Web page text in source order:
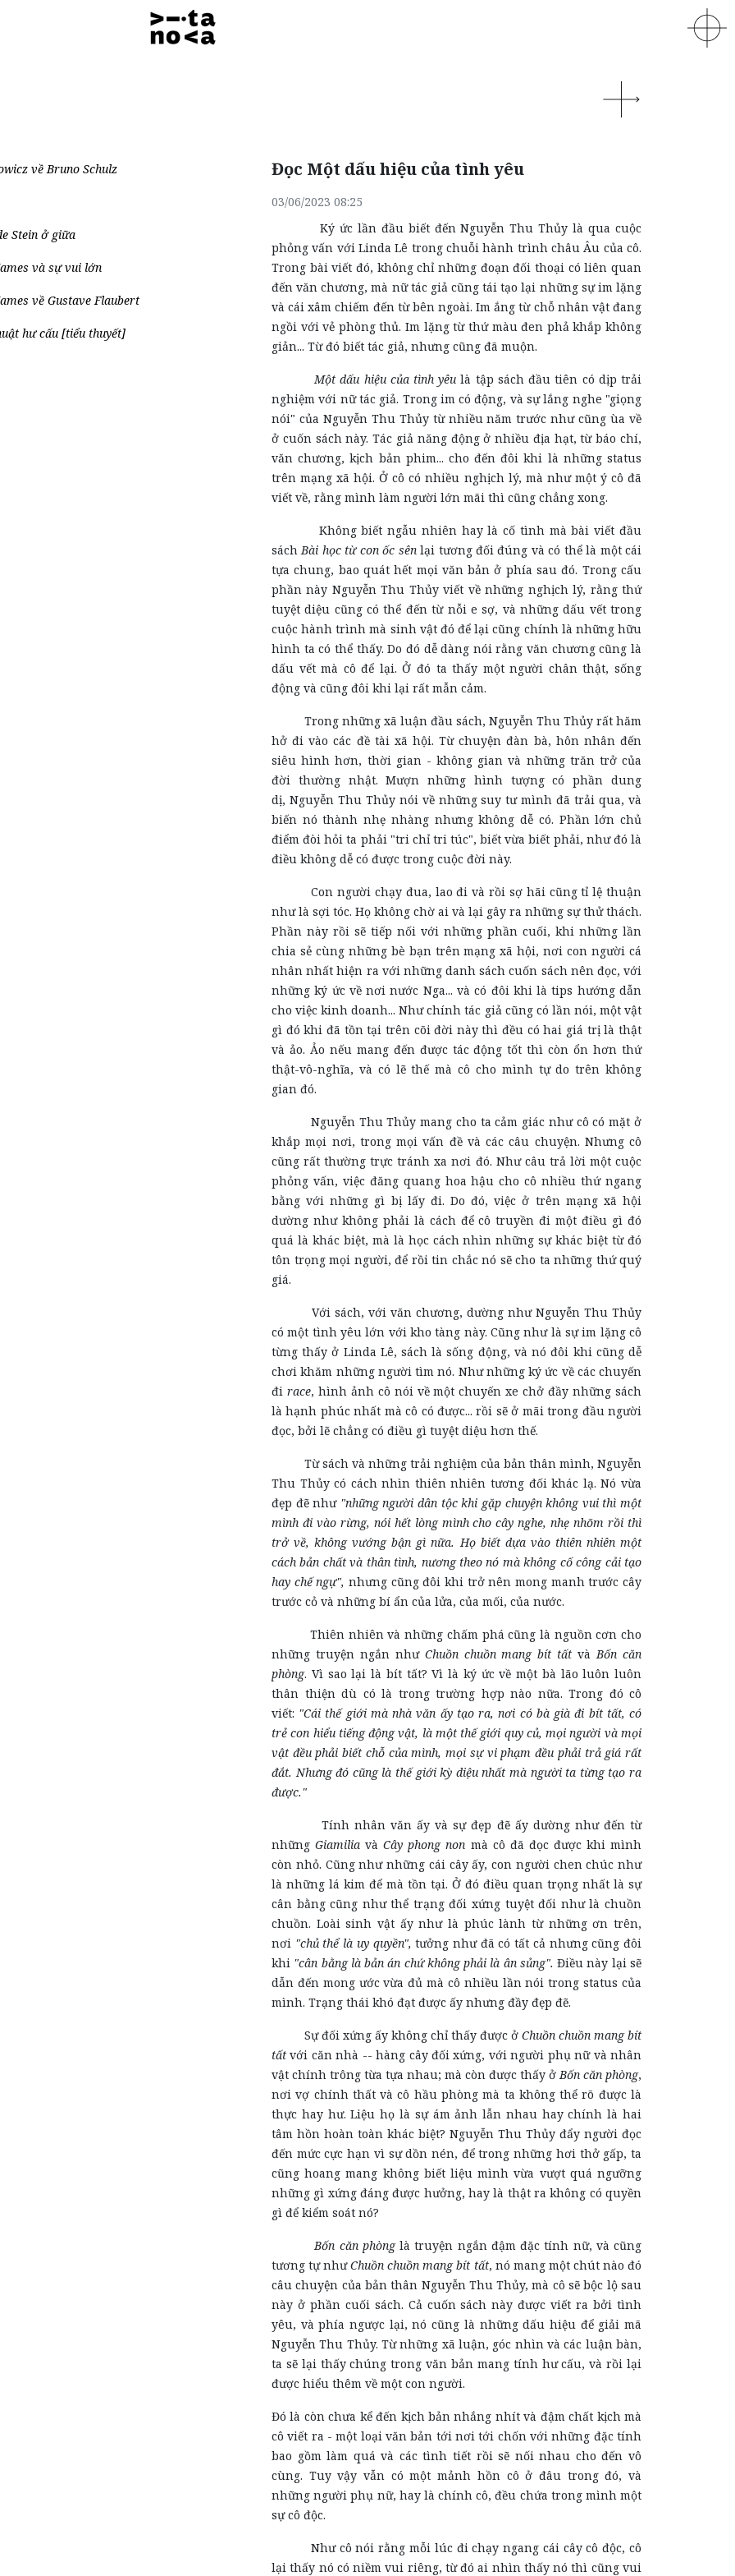
về Bruno Schulz
Stein ở giữa
và sự vui lớn
về Gustave Flaubert
hư cấu [tiểu thuyết]
Đọc Một dấu hiệu của tình yêu
03/06/2023 08:25
Ký ức lần đầu biết đến Nguyễn Thu Thủy là qua cuộc
phỏng vấn với Linda Lê trong chuỗi hành trình châu Âu của cô.
Trong bài viết đó, không chỉ những đoạn đối thoại có liên quan
đến văn chương, mà nữ tác giả cũng tái tạo lại những sự im lặng
và cái xâm chiếm đến từ bên ngoài. Im ắng từ chỗ nhân vật đang
ngồi với vẻ phòng thủ. Im lặng từ thứ màu đen phả khắp không
giản... Từ đó biết tác giả, nhưng cũng đã muộn.
Một dấu hiệu của tình yêu là tập sách đầu tiên có dịp trải
nghiệm với nữ tác giả. Trong im có động, và sự lắng nghe "giọng
nói" của Nguyễn Thu Thủy từ nhiều năm trước như cũng ùa về
ở cuốn sách này. Tác giả năng động ở nhiều địa hạt, từ báo chí,
văn chương, kịch bản phim... cho đến đôi khi là những status
trên mạng xã hội. Ở cô có nhiều nghịch lý, mà như một ý cô đã
viết về, rằng mình làm người lớn mãi thì cũng chẳng xong.
Không biết ngẫu nhiên hay là cố tình mà bài viết đầu
sáchBài học từ con ốc sênlại tương đối đúng và có thể là một cái
tựa chung, bao quát hết mọi văn bản ở phía sau đó. Trong cấu
phần này Nguyễn Thu Thủy viết về những nghịch lý, rằng thứ
tuyệt diệu cũng có thể đến từ nỗi e sợ, và những dấu vết trong
cuộc hành trình mà sinh vật đó để lại cũng chính là những hữu
hình ta có thể thấy. Do đó dễ dàng nói rằng văn chương cũng là
dấu vết mà cô để lại. Ở đó ta thấy một người chân thật, sống
động và cũng đôi khi lại rất mẫn cảm.
Trong những xã luận đầu sách, Nguyễn Thu Thủy rất hăm
hở đi vào các đề tài xã hội. Từ chuyện đàn bà, hôn nhân đến
siêu hình hơn, thời gian - không gian và những trăn trở của
đời thường nhật. Mượn những hình tượng có phần dung
dị, Nguyễn Thu Thủy nói về những suy tư mình đã trải qua, và
biến nó thành nhẹ nhàng nhưng không dễ có. Phần lớn chủ
điểm đòi hỏi ta phải "tri chỉ tri túc", biết vừa biết phải, như đó là
điều không dễ có được trong cuộc đời này.
Con người chạy đua, lao đi và rồi sợ hãi cũng tỉ lệ thuận
như là sợi tóc. Họ không chờ ai và lại gây ra những sự thử thách.
Phần này rồi sẽ tiếp nối với những phần cuối, khi những lần
chia sẻ cùng những bè bạn trên mạng xã hội, nơi con người cá
nhân nhất hiện ra với những danh sách cuốn sách nên đọc, với
những ký ức về nơi nước Nga... và có đôi khi là tips hướng dẫn
cho việc kinh doanh... Như chính tác giả cũng có lần nói, một vật
gì đó khi đã tồn tại trên cõi đời này thì đều có hai giá trị là thật
và ảo. Ảo nếu mang đến được tác động tốt thì còn ổn hơn thứ
thật-vô-nghĩa, và có lẽ thế mà cô cho mình tự do trên không
gian đó.
Nguyễn Thu Thủy mang cho ta cảm giác như cô có mặt ở
khắp mọi nơi, trong mọi vấn đề và các câu chuyện. Nhưng cô
cũng rất thường trực tránh xa nơi đó. Như câu trả lời một cuộc
phỏng vấn, việc đăng quang hoa hậu cho cô nhiều thứ ngang
bằng với những gì bị lấy đi. Do đó, việc ở trên mạng xã hội
dường như không phải là cách để cô truyền đi một điều gì đó
quá là khác biệt, mà là học cách nhìn những sự khác biệt từ đó
tôn trọng mọi người, để rồi tin chắc nó sẽ cho ta những thứ quý
giá.
Với sách, với văn chương, dường như Nguyễn Thu Thủy
có một tình yêu lớn với kho tàng này. Cũng như là sự im lặng cô
từng thấy ở Linda Lê, sách là sống động, và nó đôi khi cũng dễ
chơi khăm những người tìm nó. Như những ký ức về các chuyến
đi race, hình ảnh cô nói về một chuyến xe chở đầy những sách
là hạnh phúc nhất mà cô có được... rồi sẽ ở mãi trong đầu người
đọc, bởi lẽ chẳng có điều gì tuyệt diệu hơn thế.
Từ sách và những trải nghiệm của bản thân mình, Nguyễn
Thu Thủy có cách nhìn thiên nhiên tương đối khác lạ. Nó vừa
đẹp đẽ như "những người dân tộc khi gặp chuyện không vui thì một
mình đi vào rừng, nói hết lòng mình cho cây nghe, nhẹ nhõm rồi thì
trở về, không vướng bận gì nữa. Họ biết dựa vào thiên nhiên một
cách bản chất và thân tình, nương theo nó mà không cố công cải tạo
hay chế ngự", nhưng cũng đôi khi trở nên mong manh trước cây
trước cỏ và những bí ẩn của lửa, của mối, của nước.
Thiên nhiên và những chấm phá cũng là nguồn cơn cho
những truyện ngắn như Chuồn chuồn mang bít tất vàBốn căn
phòng. Vì sao lại là bít tất? Vì là ký ức về một bà lão luôn luôn
thân thiện dù có là trong trường hợp nào nữa. Trong đó cô
viết: "Cái thế giới mà nhà văn ấy tạo ra, nơi có bà già đi bít tất, có
trẻ con hiểu tiếng động vật, là một thế giới quy củ, mọi người và mọi
vật đều phải biết chỗ của mình, mọi sự vi phạm đều phải trả giá rất
đắt. Nhưng đó cũng là thế giới kỳ diệu nhất mà người ta từng tạo ra
được."
Tính nhân văn ấy và sự đẹp đẽ ấy dường như đến từ
nhữngGiamilia vàCây phong non mà cô đã đọc được khi mình
còn nhỏ. Cũng như những cái cây ấy, con người chen chúc như
là những lá kim để mà tồn tại. Ở đó điều quan trọng nhất là sự
cân bằng cũng như thể trạng đối xứng tuyệt đối như là chuồn
chuồn. Loài sinh vật ấy như là phúc lành từ những ơn trên,
nơi "chủ thể là uy quyền", tưởng như đã có tất cả nhưng cũng đôi
khi "cân bằng là bản án chứ không phải là ân sủng". Điều này lại sẽ
dẫn đến mong ước vừa đủ mà cô nhiều lần nói trong status của
mình. Trạng thái khó đạt được ấy nhưng đầy đẹp đẽ.
Sự đối xứng ấy không chỉ thấy được ở Chuồn chuồn mang bít
tất với căn nhà -- hàng cây đối xứng, với người phụ nữ và nhân
vật chính trông từa tựa nhau; mà còn được thấy ởBốn căn phòng,
nơi vợ chính thất và cô hầu phòng mà ta không thể rõ được là
thực hay hư. Liệu họ là sự ám ảnh lẫn nhau hay chính là hai
tâm hồn hoàn toàn khác biệt? Nguyễn Thu Thủy đẩy người đọc
đến mức cực hạn vì sự dồn nén, để trong những hơi thở gấp, ta
cũng hoang mang không biết liệu mình vừa vượt quá ngưỡng
những gì xứng đáng được hưởng, hay là thật ra không có quyền
gì để kiểm soát nó?
Bốn căn phònglà truyện ngắn đậm đặc tính nữ, và cũng
tương tự nhưChuồn chuồn mang bít tất, nó mang một chút nào đó
câu chuyện của bản thân Nguyễn Thu Thủy, mà cô sẽ bộc lộ sau
này ở phần cuối sách. Cả cuốn sách này được viết ra bởi tình
yêu, và phía ngược lại, nó cũng là những dấu hiệu để giải mã
Nguyễn Thu Thủy. Từ những xã luận, góc nhìn và các luận bàn,
ta sẽ lại thấy chúng trong văn bản mang tính hư cấu, và rồi lại
được hiểu thêm về một con người.
Đó là còn chưa kể đến kịch bản nhắng nhít và đậm chất kịch mà
cô viết ra - một loại văn bản tới nơi tới chốn với những đặc tính
bao gồm làm quá và các tình tiết rồi sẽ nối nhau cho đến vô
cùng. Tuy vậy vẫn có một mảnh hồn cô ở đâu trong đó, và
những người phụ nữ, hay là chính cô, đều chứa trong mình một
sự cô độc.
Như cô nói rằng mỗi lúc đi chạy ngang cái cây cô độc, cô
lại thấy nó có niềm vui riêng, từ đó ai nhìn thấy nó thì cũng vui